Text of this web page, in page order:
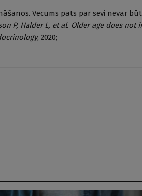
Vecums pats par sevi nevar
P, Halder L, et al. Older age does
, 2020;